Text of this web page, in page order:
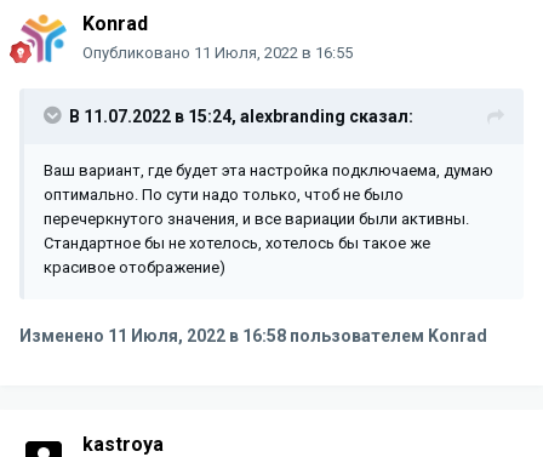
Konrad
Опубликовано 11 Июля, 2022 в 16:55
В 11.07.2022 в 15:24, alexbranding сказал:
Ваш вариант, где будет эта настройка подключаема, думаю
оптимально. По сути надо только, чтоб не было
перечеркнутого значения, и все вариации были активны.
Стандартное бы не хотелось, хотелось бы такое же
красивое отображение)
Изменено 11 Июля, 2022 в 16:58 пользователем Konrad
kastroya